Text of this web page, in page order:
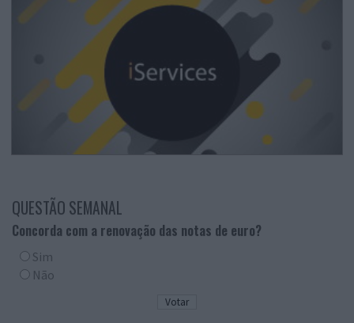
QUESTÃO SEMANAL
Concorda com a renovação das notas de euro?
Sim
Não